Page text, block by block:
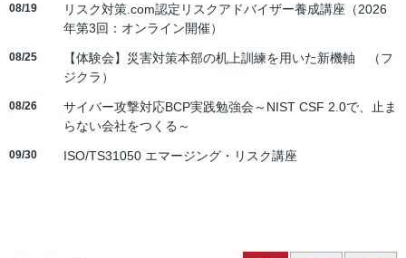
08/19
リスク対策.com認定リスクアドバイザー養成講座（2026
年第3回：オンライン開催）
08/25
【体験会】災害対策本部の机上訓練を用いた新機軸 （フ
ジクラ）
08/26
サイバー攻撃対応BCP実践勉強会～NIST CSF 2.0で、止ま
らない会社をつくる～
09/30 ISO/TS31050 エマージング・リスク講座